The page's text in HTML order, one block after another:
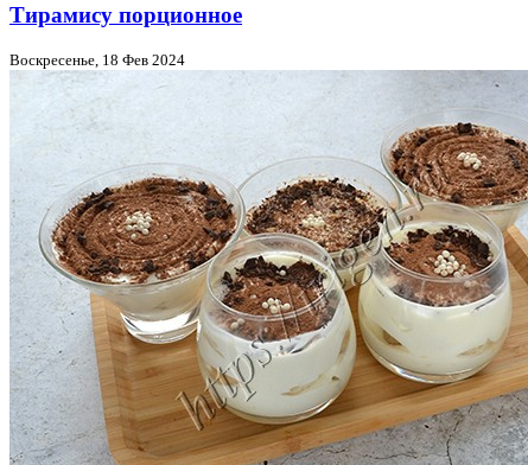
Тирамису порционное
Воскресенье, 18 Фев 2024